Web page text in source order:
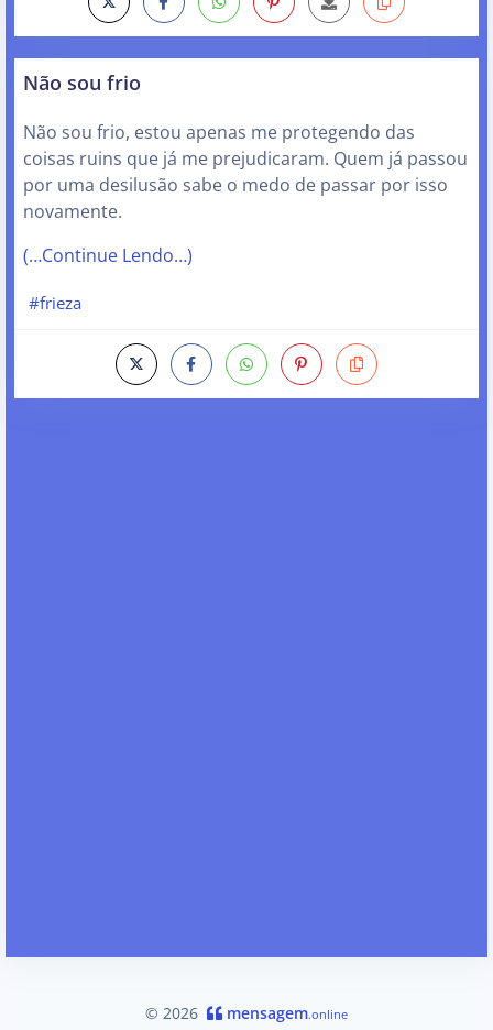
Não sou frio
Não sou frio, estou apenas me protegendo das
coisas ruins que já me prejudicaram. Quem já passou
por uma desilusão sabe o medo de passar por isso
novamente.
(…Continue Lendo…)
#frieza
© 2026 mensagem.online